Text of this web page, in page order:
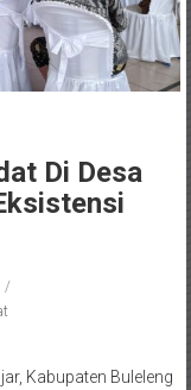
Di Desa
Kabupaten Buleleng